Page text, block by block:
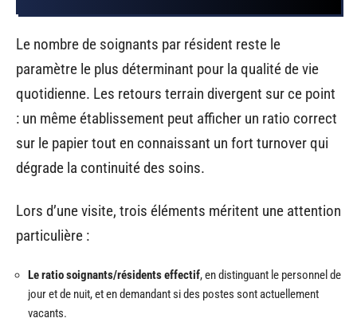
Le nombre de soignants par résident reste le
paramètre le plus déterminant pour la qualité de vie
quotidienne. Les retours terrain divergent sur ce point
: un même établissement peut afficher un ratio correct
sur le papier tout en connaissant un fort turnover qui
dégrade la continuité des soins.
Lors d’une visite, trois éléments méritent une attention
particulière :
Le ratio soignants/résidents effectif, en distinguant le personnel de
jour et de nuit, et en demandant si des postes sont actuellement
vacants.